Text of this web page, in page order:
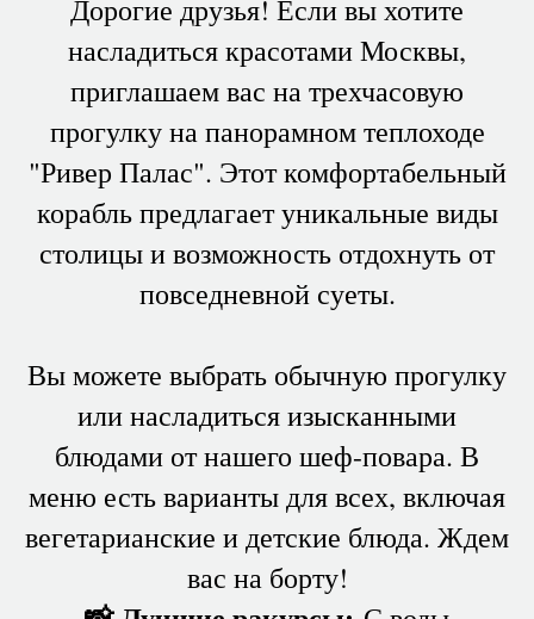
Дорогие друзья! Если вы хотите
насладиться красотами Москвы,
приглашаем вас на трехчасовую
прогулку на панорамном теплоходе
"Ривер Палас". Этот комфортабельный
корабль предлагает уникальные виды
столицы и возможность отдохнуть от
повседневной суеты.
Вы можете выбрать обычную прогулку
или насладиться изысканными
блюдами от нашего шеф-повара. В
меню есть варианты для всех, включая
вегетарианские и детские блюда. Ждем
вас на борту!